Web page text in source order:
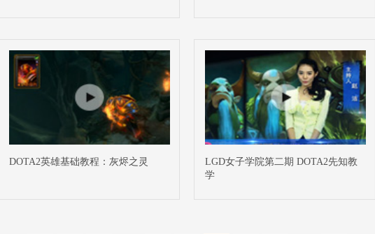
DOTA2英雄基础教程：灰烬之灵
LGD女子学院第二期 DOTA2先知教
学